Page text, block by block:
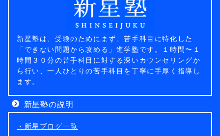
新星塾は、受験のためにまず、苦手科目に特化した
「できない問題から攻める」進学塾です。１時間〜１
時間３０分の苦手科目に対する深いカウンセリングか
ら行い、一人ひとりの苦手科目を丁寧に手厚く指導し
ます。
新星塾の説明
・新星ブログ一覧